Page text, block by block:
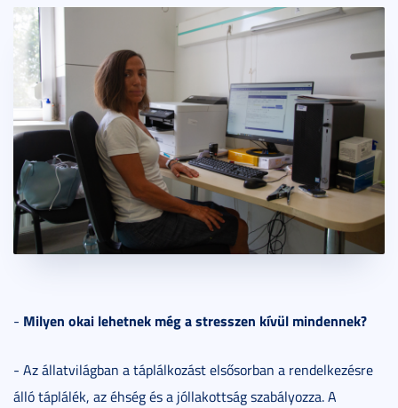
- Milyen okai lehetnek még a stresszen kívül mindennek?
- Az állatvilágban a táplálkozást elsősorban a rendelkezésre
álló táplálék, az éhség és a jóllakottság szabályozza. A